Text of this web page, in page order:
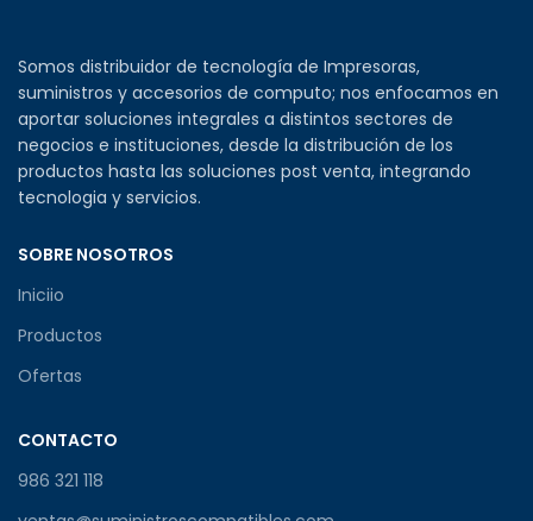
Somos distribuidor de tecnología de Impresoras,
suministros y accesorios de computo; nos enfocamos en
aportar soluciones integrales a distintos sectores de
negocios e instituciones, desde la distribución de los
productos hasta las soluciones post venta, integrando
tecnologia y servicios.
SOBRE NOSOTROS
Iniciio
Productos
Ofertas
CONTACTO
986 321 118